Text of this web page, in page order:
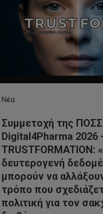
Νέα
Συμμετοχή της
Digital4Pharma 2026
TRUSTFORMATION:
δευτερογενή
μπορούν να
τρόπο που
πολιτική για τον